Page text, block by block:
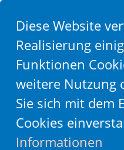
Diese Website
Realisierung
Funktionen
weitere Nutzung
Sie sich mit dem
Cookies
Informationen